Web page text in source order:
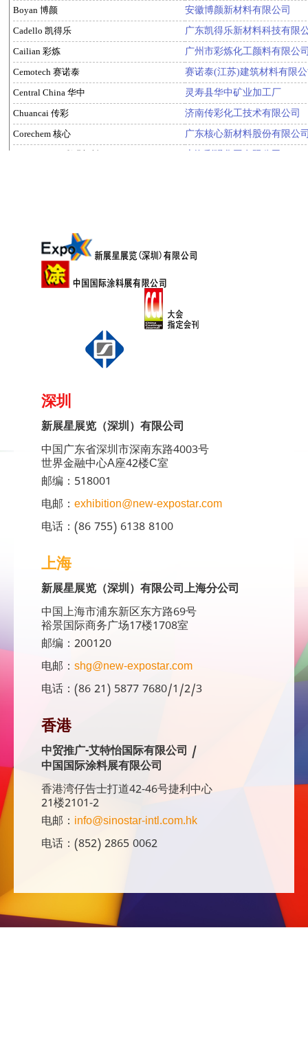
深圳
新展星展览（深圳）有限公司
中国广东省深圳市深南东路4003号
世界金融中心A座42楼C室
邮编：518001
电邮： exhibition@new-expostar.com
电话：(86 755) 6138 8100
上海
新展星展览（深圳）有限公司上海分公司
中国上海市浦东新区东方路69号
裕景国际商务广场17楼1708室
邮编：200120
电邮： shg@new-expostar.com
电话：(86 21) 5877 7680/1/2/3
香港
中贸推广-艾特怡国际有限公司 /
中国国际涂料展有限公司
香港湾仔告士打道42-46号捷利中心
21楼2101-2
电邮： info@sinostar-intl.com.hk
电话：(852) 2865 0062